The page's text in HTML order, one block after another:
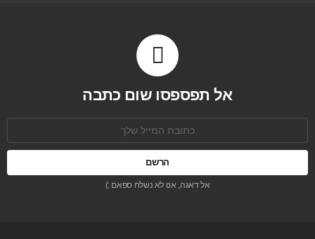
אל תפספסו שום כתבה
אל דאגה, אנו לא נשלח ספאם :)